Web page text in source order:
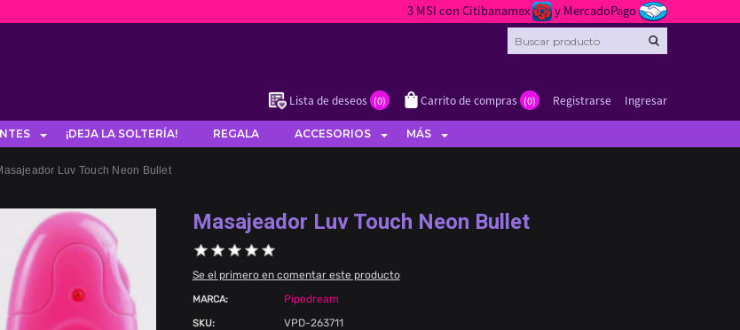
3 MSI con Citibanamex y MercadoPago
Lista de deseos (0) Carrito de compras (0) Registrarse Ingresar
¡DEJA LA SOLTERÍA! REGALA ACCESORIOS MÁS
Luv Touch Neon Bullet
Masajeador Luv Touch Neon Bullet
Se el primero en comentar este producto
MARCA: Pipedream
SKU: VPD-263711